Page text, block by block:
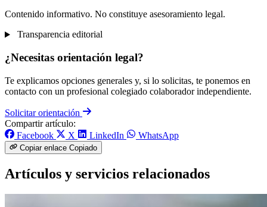
Contenido informativo. No constituye asesoramiento legal.
Transparencia editorial
¿Necesitas orientación legal?
Te explicamos opciones generales y, si lo solicitas, te ponemos en
contacto con un profesional colegiado colaborador independiente.
Solicitar orientación
Compartir artículo:
Facebook
X LinkedIn WhatsApp
Copiar enlace Copiado
Artículos y servicios relacionados